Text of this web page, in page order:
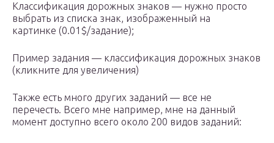
Классификация дорожных знаков — нужно просто
выбрать из списка знак, изображенный на
картинке (0.01$/задание);
Пример задания — классификация дорожных знаков
(кликните для увеличения)
Также есть много других заданий — все не
перечесть. Всего мне например, мне на данный
момент доступно всего около 200 видов заданий: